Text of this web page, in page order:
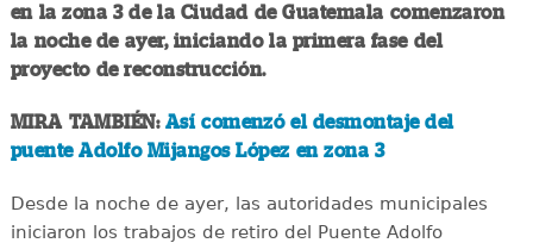
en la zona 3 de la Ciudad de Guatemala comenzaron
la noche de ayer, iniciando la primera fase del
proyecto de reconstrucción.
MIRA TAMBIÉN:Así comenzó el desmontaje del
puente Adolfo Mijangos López en zona 3
Desde la noche de ayer, las autoridades municipales
iniciaron los trabajos de retiro del Puente Adolfo